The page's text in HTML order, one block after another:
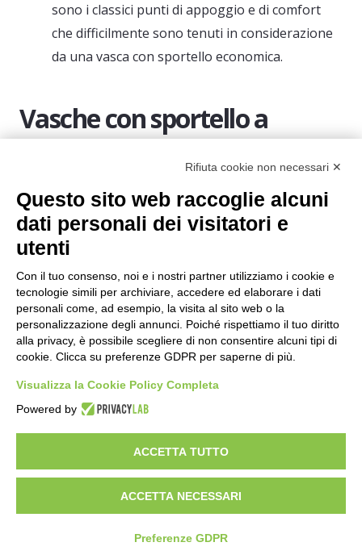
sono i classici punti di appoggio e di comfort
che difficilmente sono tenuti in considerazione
da una vasca con sportello economica.
Vasche con sportello a
Lavasca con sportello prezzo economicoha solo
un vantaggio, per il resto rimane più di un’incognita.
Se poi cerchiamo una vasca idromassaggio con
sportello, probabilmente la scelta deve ricadere sulla
qualità.
Questo sanitario deve essere considerato uno
strumento davvero funzionale e di valore. Il rischio di
spendere poco e poi non usufruire dei vantaggi di cui
abbiamo parlato è sempre in agguato. Oltre a ciò
possibilità di ottenere dei vantaggi fiscali,
probabilmente annullano la differenza di prezzo tra
un prodotto standardizzato e uno artigianale.
La vasca da bagno con sportello e doccia unisce le
Rifiuta cookie non necessari ✕
Questo sito web raccoglie alcuni
dati personali dei visitatori e
utenti
Con il tuo consenso, noi e i nostri partner utilizziamo i cookie e
tecnologie simili per archiviare, accedere ed elaborare i dati
personali come, ad esempio, la visita al sito web o la
personalizzazione degli annunci. Poiché rispettiamo il tuo diritto
alla privacy, è possibile scegliere di non consentire alcuni tipi di
cookie. Clicca su preferenze GDPR per saperne di più.
Visualizza la Cookie Policy Completa
Powered by
ACCETTA TUTTO
ACCETTA NECESSARI
Preferenze GDPR